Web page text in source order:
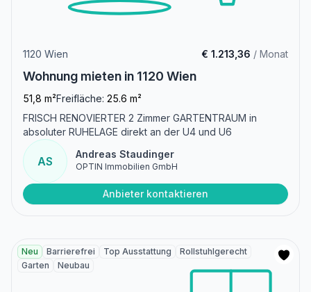
1120 Wien € 1.213,36 / Monat
Wohnung mieten in 1120 Wien
51,8 m²Freifläche: 25.6 m²
FRISCH RENOVIERTER 2 Zimmer GARTENTRAUM in
absoluter RUHELAGE direkt an der U4 und U6
AS
Andreas Staudinger
OPTIN Immobilien GmbH
Anbieter kontaktieren
Neu Barrierefrei Top Ausstattung
Rollstuhlgerecht
Garten
Neubau